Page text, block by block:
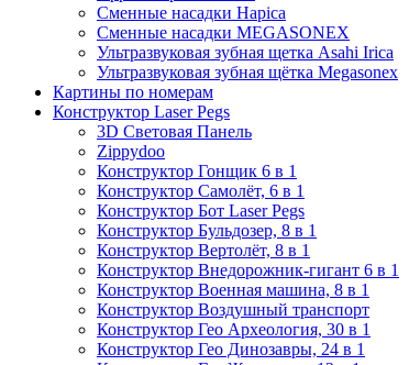
Сменные насадки Hapica
Сменные насадки MEGASONEX
Ультразвуковая зубная щетка Asahi Irica
Ультразвуковая зубная щётка Megasonex
Картины по номерам
Конструктор Laser Pegs
3D Световая Панель
Zippydoo
Конструктор Гонщик 6 в 1
Конструктор Cамолёт, 6 в 1
Конструктор Бот Laser Pegs
Конструктор Бульдозер, 8 в 1
Конструктор Вертолёт, 8 в 1
Конструктор Внедорожник-гигант 6 в 1
Конструктор Военная машина, 8 в 1
Конструктор Воздушный транспорт
Конструктор Гео Археология, 30 в 1
Конструктор Гео Динозавры, 24 в 1